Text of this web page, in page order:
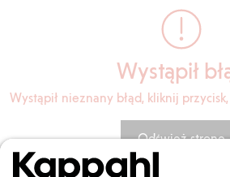
Wystąpił
Wystąpił nieznany błąd, kliknij
Odśwież stronę